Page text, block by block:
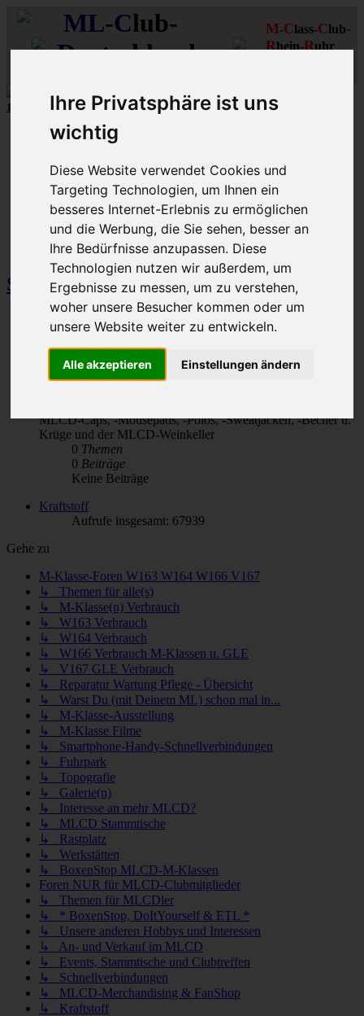
Ihre Privatsphäre ist uns
wichtig
Diese Website verwendet Cookies und
Targeting Technologien, um Ihnen ein
besseres Internet-Erlebnis zu ermöglichen
und die Werbung, die Sie sehen, besser an
Ihre Bedürfnisse anzupassen. Diese
Technologien nutzen wir außerdem, um
Ergebnisse zu messen, um zu verstehen,
woher unsere Besucher kommen oder um
unsere Website weiter zu entwickeln.
Alle akzeptieren Einstellungen ändern
ML-Club-
Deutschland
M-Class-Club-
Rhein-Ruhr
12 aus mehr als 170Schwarzfahrer -MLCD-M-Klassen :-)...mehr..
Schnellzugriff
Ungelesene
MLCD-Ausstellung
Forennutzer
FAQ
MLCD-Seiten MLCD-Foren-Übersicht Foren NUR für
MLCD-Clubmitglieder Schnellverbindungen
Schnellverbindungen
Themen
Beiträge
Letzter Beitrag
MLCD-Caps, -Mousepads, -Polos, -Sweatjacken, -Becher u.
Krüge und der MLCD-Weinkeller
0 Themen
0 Beiträge
Keine Beiträge
Kraftstoff
Aufrufe insgesamt: 67939
Gehe zu
M-Klasse-Foren W163 W164 W166 V167
↳ Themen für alle(s)
↳ M-Klasse(n) Verbrauch
↳ W163 Verbrauch
↳ W164 Verbrauch
↳ W166 Verbrauch M-Klassen u. GLE
↳ V167 GLE Verbrauch
↳ Reparatur Wartung Pflege - Übersicht
↳ Warst Du (mit Deinem ML) schon mal in...
↳ M-Klasse-Ausstellung
↳ M-Klasse Filme
↳ Smartphone-Handy-Schnellverbindungen
↳ Fuhrpark
↳ Topografie
↳ Galerie(n)
↳ Interesse an mehr MLCD?
↳ MLCD Stammtische
↳ Rastplatz
↳ Werkstätten
↳ BoxenStop MLCD-M-Klassen
Foren NUR für MLCD-Clubmitglieder
↳ Themen für MLCDler
↳ * BoxenStop, DoItYourself & ETL *
↳ Unsere anderen Hobbys und Interessen
↳ An- und Verkauf im MLCD
↳ Events, Stammtische und Clubtreffen
↳ Schnellverbindungen
↳ MLCD-Merchandising & FanShop
↳ Kraftstoff